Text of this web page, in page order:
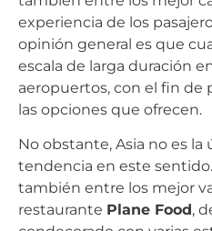
experiencia de los
opinión general es que
escala de larga duración
aeropuertos, con el fin de
las opciones que ofrecen.
No obstante, Asia no es la
tendencia en este
también entre los mejor
restaurante Plane Food ,